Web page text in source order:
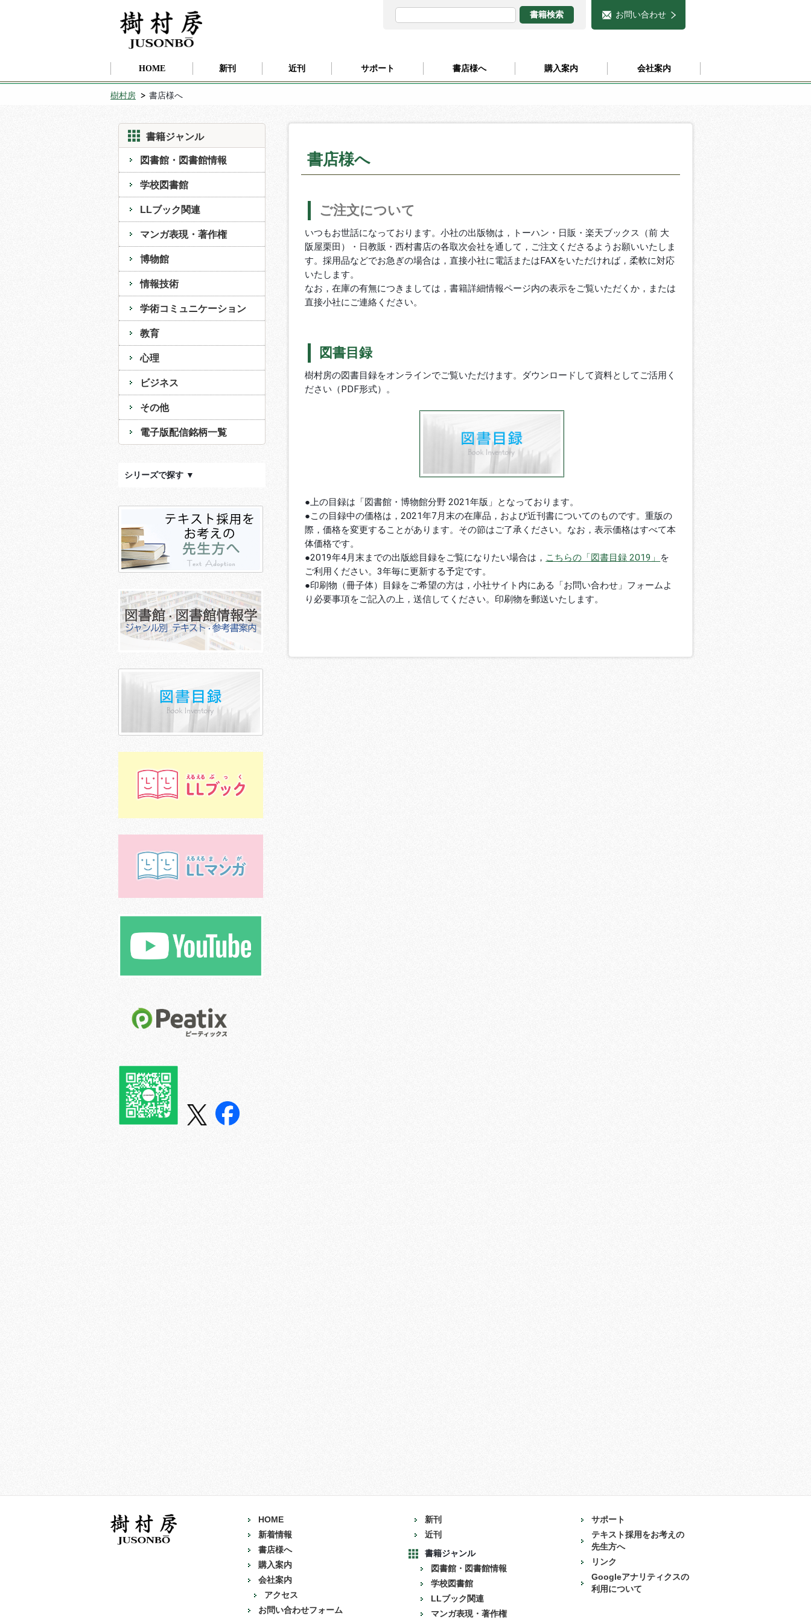
お問い合わせ
HOME 新刊 近刊 サポート 書店様へ 購入案内 会社案内
樹村房 書店様へ
書籍ジャンル
図書館・図書館情報
学校図書館
LLブック関連
マンガ表現・著作権
博物館
情報技術
学術コミュニケーション
教育
心理
ビジネス
その他
電子版配信銘柄一覧
シリーズで探す ▼
書店様へ
ご注文について
いつもお世話になっております。小社の出版物は，トーハン・日販・楽天ブックス（前 大
阪屋栗田）・日教販・西村書店の各取次会社を通して，ご注文くださるようお願いいたしま
す。採用品などでお急ぎの場合は，直接小社に電話またはFAXをいただければ，柔軟に対応
いたします。
なお，在庫の有無につきましては，書籍詳細情報ページ内の表示をご覧いただくか，または
直接小社にご連絡ください。
図書目録
樹村房の図書目録をオンラインでご覧いただけます。ダウンロードして資料としてご活用く
ださい（PDF形式）。
●上の目録は「図書館・博物館分野 2021年版」となっております。
●この目録中の価格は，2021年7月末の在庫品，および近刊書についてのものです。重版の
際，価格を変更することがあります。その節はご了承ください。なお，表示価格はすべて本
体価格です。
●2019年4月末までの出版総目録をご覧になりたい場合は， こちらの「図書目録 2019」 を
ご利用ください。3年毎に更新する予定です。
●印刷物（冊子体）目録をご希望の方は，小社サイト内にある「お問い合わせ」フォームよ
り必要事項をご記入の上，送信してください。印刷物を郵送いたします。
HOME
新着情報
書店様へ
購入案内
会社案内
アクセス
お問い合わせフォーム
新刊
近刊
書籍ジャンル
図書館・図書館情報
学校図書館
LLブック関連
マンガ表現・著作権
サポート
テキスト採用をお考えの
先生方へ
リンク
Googleアナリティクスの
利用について